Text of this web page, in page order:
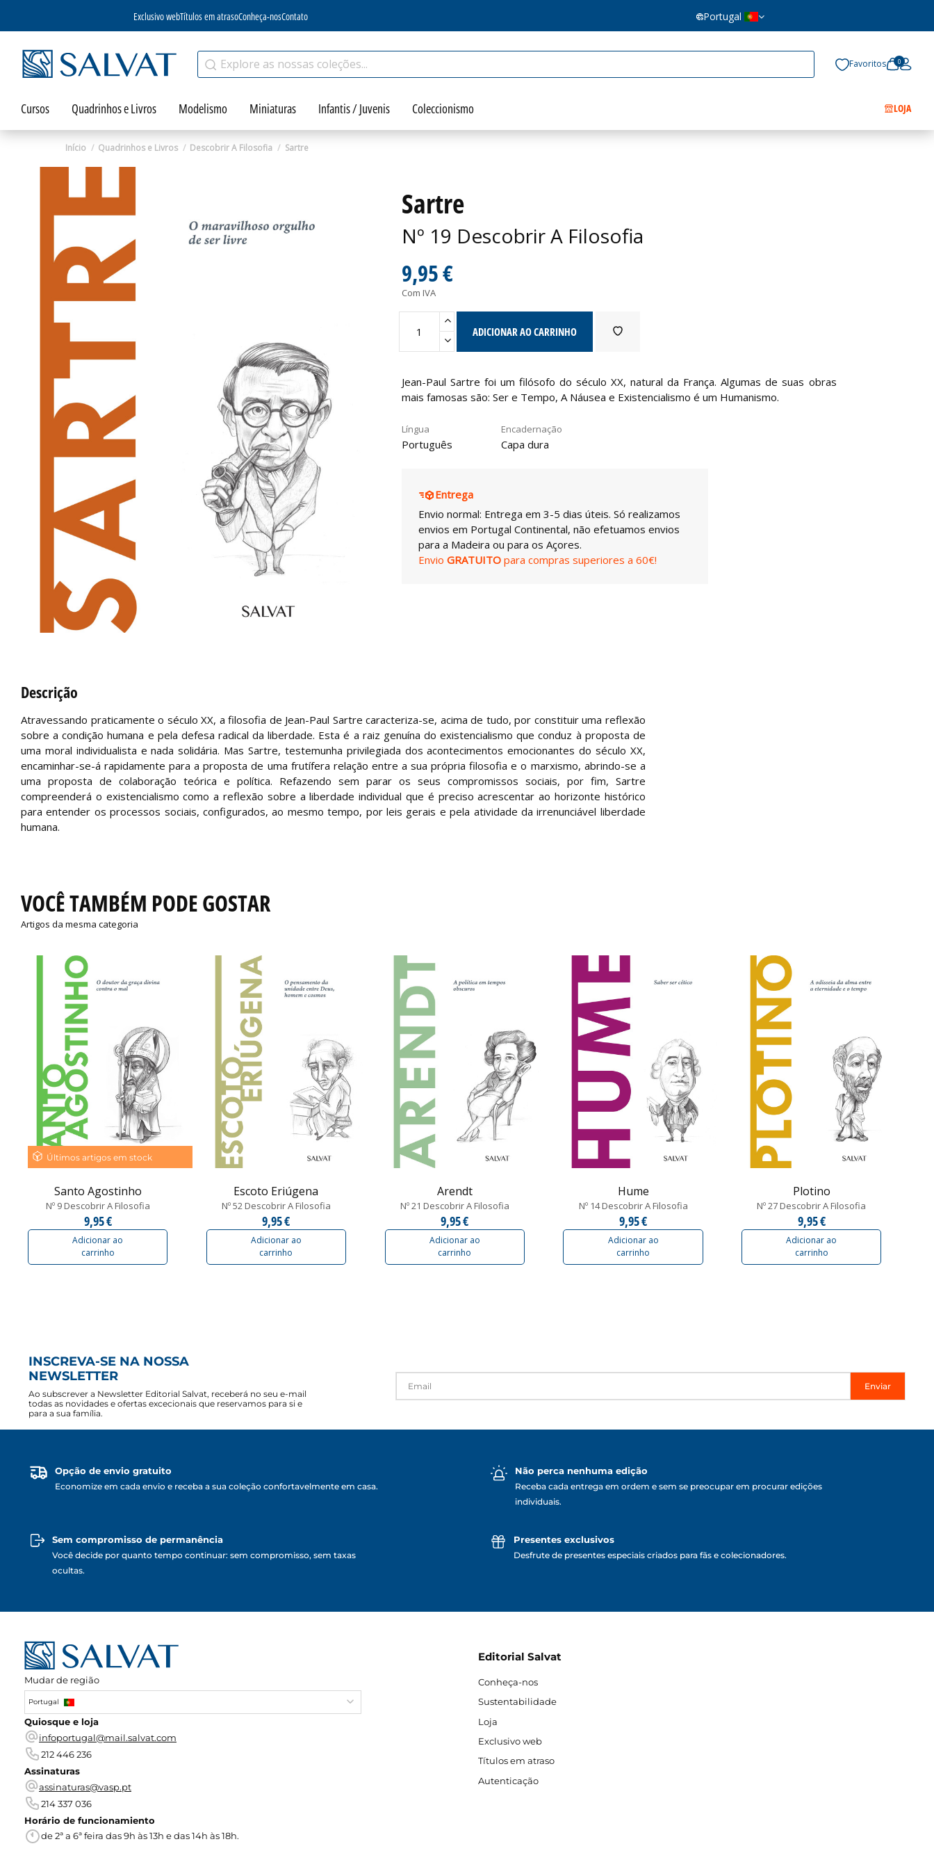
Exclusivo webTítulos em atrasoConheça-nosContato Portugal
Favoritos 0
Cursos Quadrinhos e Livros Modelismo Miniaturas Infantis / Juvenis Coleccionismo LOJA
Início Quadrinhos e Livros Descobrir A Filosofia Sartre
Sartre
Nº 19 Descobrir A Filosofia
9,95 €
Com IVA
ADICIONAR AO CARRINHO
Jean-Paul Sartre foi um filósofo do século XX, natural da França. Algumas de suas obras
mais famosas são: Ser e Tempo, A Náusea e Existencialismo é um Humanismo.
Língua
Português
Encadernação
Capa dura
Entrega
Envio normal: Entrega em 3-5 dias úteis. Só realizamos
envios em Portugal Continental, não efetuamos envios
para a Madeira ou para os Açores.
Envio GRATUITOpara compras superiores a 60€!
Descrição
Atravessando praticamente o século XX, a filosofia de Jean-Paul Sartre caracteriza-se, acima de tudo, por constituir uma reflexão
sobre a condição humana e pela defesa radical da liberdade. Esta é a raiz genuína do existencialismo que conduz à proposta de
uma moral individualista e nada solidária. Mas Sartre, testemunha privilegiada dos acontecimentos emocionantes do século XX,
encaminhar-se-á rapidamente para a proposta de uma frutífera relação entre a sua própria filosofia e o marxismo, abrindo-se a
uma proposta de colaboração teórica e política. Refazendo sem parar os seus compromissos sociais, por fim, Sartre
compreenderá o existencialismo como a reflexão sobre a liberdade individual que é preciso acrescentar ao horizonte histórico
para entender os processos sociais, configurados, ao mesmo tempo, por leis gerais e pela atividade da irrenunciável liberdade
humana.
VOCÊ TAMBÉM PODE GOSTAR
Artigos da mesma categoria
Últimos artigos em stock
Santo Agostinho
Nº 9 Descobrir A Filosofia
9,95 €
Adicionar ao
carrinho
Escoto Eriúgena
Nº 52 Descobrir A Filosofia
9,95 €
Adicionar ao
carrinho
Arendt
Nº 21 Descobrir A Filosofia
9,95 €
Adicionar ao
carrinho
Hume
Nº 14 Descobrir A Filosofia
9,95 €
Adicionar ao
carrinho
Plotino
Nº 27 Descobrir A Filosofia
9,95 €
Adicionar ao
carrinho
INSCREVA-SE NA NOSSA
NEWSLETTER
Ao subscrever a Newsletter Editorial Salvat, receberá no seu e-mail
todas as novidades e ofertas excecionais que reservamos para si e
para a sua família.
Enviar
Opção de envio gratuito
Economize em cada envio e receba a sua coleção confortavelmente em casa.
Não perca nenhuma edição
Receba cada entrega em ordem e sem se preocupar em procurar edições
individuais.
Sem compromisso de permanência
Você decide por quanto tempo continuar: sem compromisso, sem taxas
ocultas.
Presentes exclusivos
Desfrute de presentes especiais criados para fãs e colecionadores.
Mudar de região
Portugal
Quiosque e loja
infoportugal@mail.salvat.com
212 446 236
Assinaturas
assinaturas@vasp.pt
214 337 036
Horário de funcionamiento
de 2ª a 6ª feira das 9h às 13h e das 14h às 18h.
Editorial Salvat
Conheça-nos
Sustentabilidade
Loja
Exclusivo web
Títulos em atraso
Autenticação